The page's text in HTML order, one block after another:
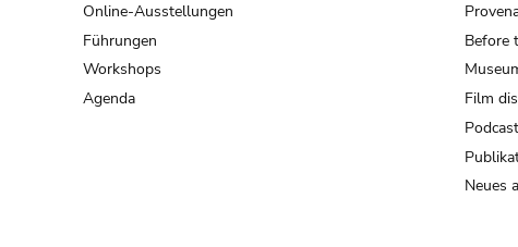
Online-Ausstellungen
Führungen
Workshops
Agenda
Before
Film
Neues